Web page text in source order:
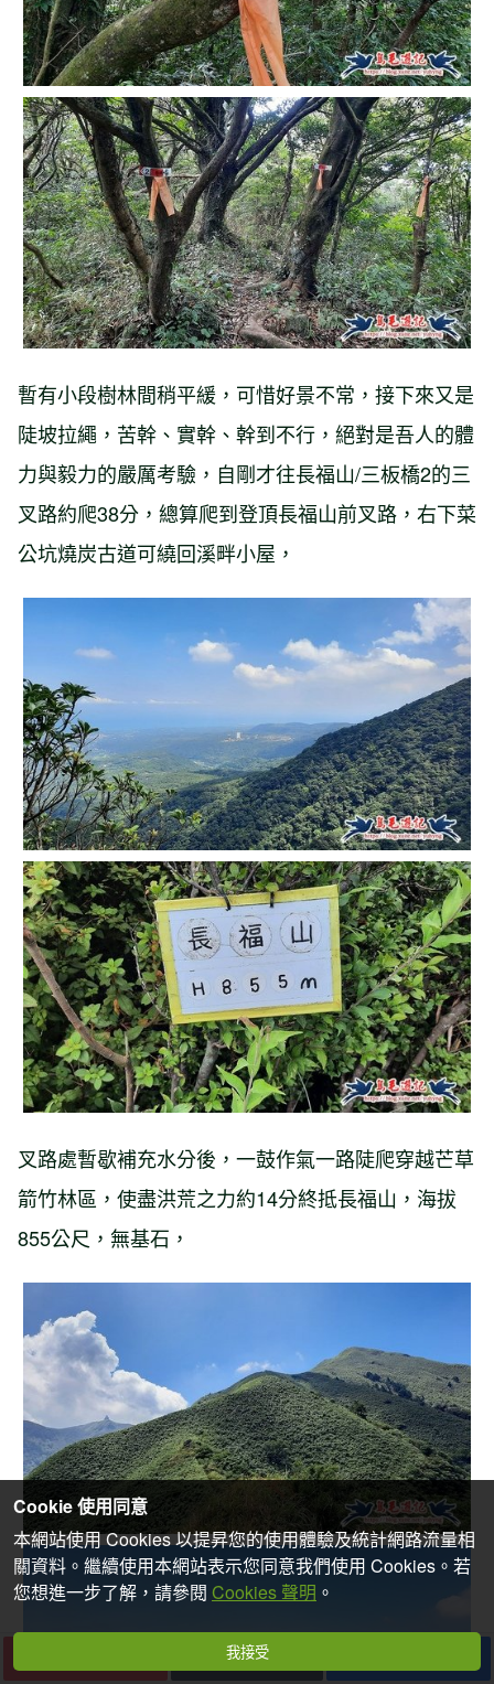
暫有小段樹林間稍平緩，可惜好景不常，接下來又是
陡坡拉繩，苦幹、實幹、幹到不行，絕對是吾人的體
力與毅力的嚴厲考驗，自剛才往長福山/三板橋2的三
叉路約爬38分，總算爬到登頂長福山前叉路，右下菜
公坑燒炭古道可繞回溪畔小屋，
叉路處暫歇補充水分後，一鼓作氣一路陡爬穿越芒草
箭竹林區，使盡洪荒之力約14分終抵長福山，海拔
855公尺，無基石，
下一篇
Cookie 使用同意
本網站使用 Cookies 以提昇您的使用體驗及統計網路流量相
關資料。繼續使用本網站表示您同意我們使用 Cookies。若
您想進一步了解，請參閱 Cookies 聲明 。
我接受